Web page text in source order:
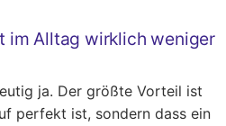
im Alltag wirklich weniger
ja. Der größte Vorteil ist
perfekt ist, sondern dass ein